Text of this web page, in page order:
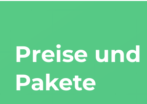
Preise und
Pakete